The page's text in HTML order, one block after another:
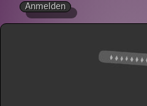
Anmelden